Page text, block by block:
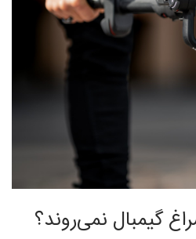
گیمبال نمی‌روند؟